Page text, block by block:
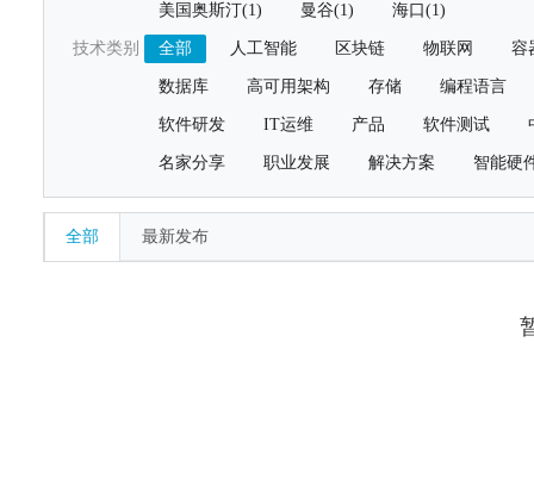
美国奥斯汀(1) 曼谷(1) 海口(1)
技术类别 全部 人工智能 区块链 物联网 容
数据库 高可用架构 存储 编程语言
软件研发 IT运维 产品 软件测试
名家分享 职业发展 解决方案 智能硬
全部 最新发布